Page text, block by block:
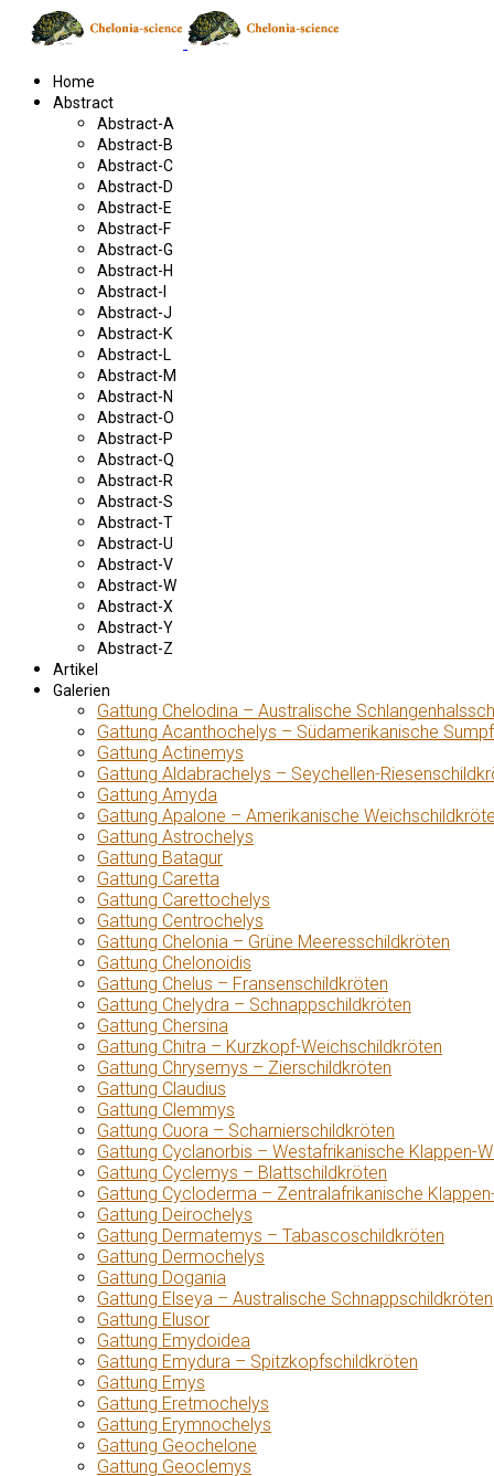
Home
Abstract
Abstract-A
Abstract-B
Abstract-C
Abstract-D
Abstract-E
Abstract-F
Abstract-G
Abstract-H
Abstract-I
Abstract-J
Abstract-K
Abstract-L
Abstract-M
Abstract-N
Abstract-O
Abstract-P
Abstract-Q
Abstract-R
Abstract-S
Abstract-T
Abstract-U
Abstract-V
Abstract-W
Abstract-X
Abstract-Y
Abstract-Z
Artikel
Galerien
Gattung Chelodina – Australische
Gattung Acanthochelys – Südamerikanische
Gattung Actinemys
Gattung Aldabrachelys – Seychellen-
Gattung Amyda
Gattung Apalone – Amerikanische
Gattung Astrochelys
Gattung Batagur
Gattung Caretta
Gattung Carettochelys
Gattung Centrochelys
Gattung Chelonia – Grüne Meeresschildkröten
Gattung Chelonoidis
Gattung Chelus – Fransenschildkröten
Gattung Chelydra – Schnappschildkröten
Gattung Chersina
Gattung Chitra – Kurzkopf-Weichschildkröten
Gattung Chrysemys – Zierschildkröten
Gattung Claudius
Gattung Clemmys
Gattung Cuora – Scharnierschildkröten
Gattung Cyclanorbis – Westafrikanische Klappen-
Gattung Cyclemys – Blattschildkröten
Gattung Cycloderma – Zentralafrikanische
Gattung Deirochelys
Gattung Dermatemys – Tabascoschildkröten
Gattung Dermochelys
Gattung Dogania
Gattung Elseya – Australische Schnappschildkröten
Gattung Elusor
Gattung Emydoidea
Gattung Emydura – Spitzkopfschildkröten
Gattung Emys
Gattung Eretmochelys
Gattung Erymnochelys
Gattung Geochelone
Gattung Geoclemys